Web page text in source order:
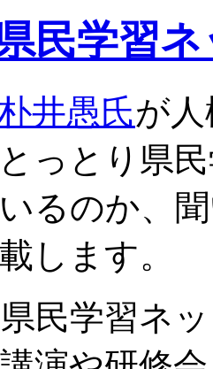
民学習
井愚氏が
っとり県
るのか、
します。
民学習ネ